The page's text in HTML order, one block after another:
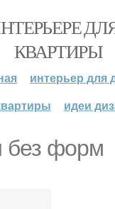
КВАРТИРЫ
интерьер для
идеи
без форм